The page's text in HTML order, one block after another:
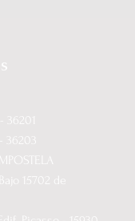
36201
36203
15702 de